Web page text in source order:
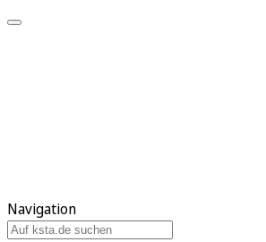
Navigation